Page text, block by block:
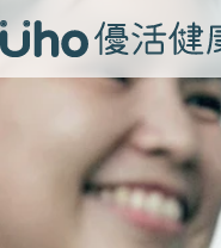
疫情保衛戰 再生醫學